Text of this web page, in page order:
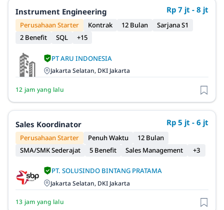
Instrument Engineering Rp 7 jt - 8 jt
Perusahaan Starter Kontrak 12 Bulan
Sarjana S1
2 Benefit
SQL +15
PT ARU INDONESIA
Jakarta Selatan, DKI Jakarta
12 jam yang lalu
Sales Koordinator Rp 5 jt - 6 jt
Perusahaan Starter Penuh Waktu
12 Bulan
SMA/SMK Sederajat
5 Benefit Sales Management +3
PT. SOLUSINDO BINTANG PRATAMA
Jakarta Selatan, DKI Jakarta
13 jam yang lalu